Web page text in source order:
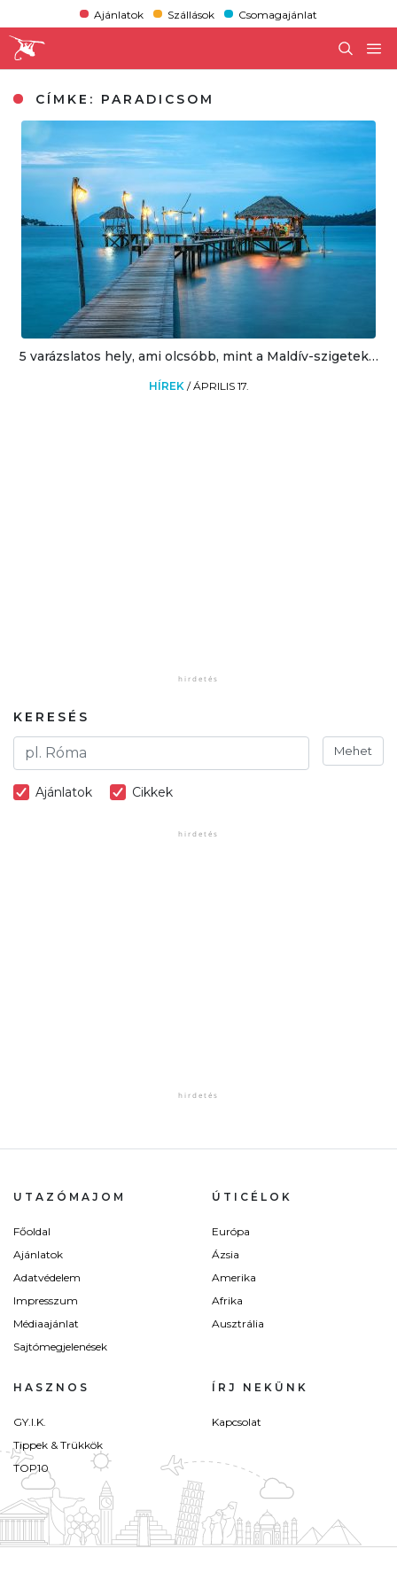
Ajánlatok Szállások Csomagajánlat
CÍMKE: PARADICSOM
5 varázslatos hely, ami olcsóbb, mint a Maldív-szigetek…
HÍREK /ÁPRILIS 17.
KERESÉS
Mehet
Ajánlatok Cikkek
UTAZÓMAJOM
Főoldal
Ajánlatok
Adatvédelem
Impresszum
Médiaajánlat
Sajtómegjelenések
ÚTICÉLOK
Európa
Ázsia
Amerika
Afrika
Ausztrália
HASZNOS
GY.I.K.
Tippek & Trükkök
TOP10
ÍRJ NEKÜNK
Kapcsolat